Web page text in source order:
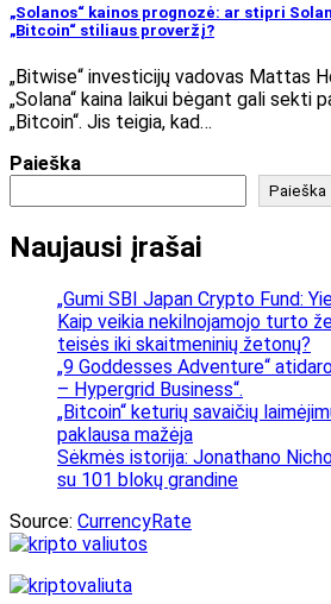
„Solanos“ kainos prognozė: ar stipri
„Bitcoin“ stiliaus proveržį?
„Bitwise“ investicijų vadovas Mattas
„Solana“ kaina laikui bėgant gali sekti
„Bitcoin“. Jis teigia, kad…
Paieška
Paieška
Naujausi įrašai
„Gumi SBI Japan Crypto Fund:
Kaip veikia nekilnojamojo turto
teisės iki skaitmeninių žetonų?
„9 Goddesses Adventure“
– Hypergrid Business“.
„Bitcoin“ keturių savaičių
paklausa mažėja
Sėkmės istorija: Jonathano
su 101 blokų grandine
Source: CurrencyRate